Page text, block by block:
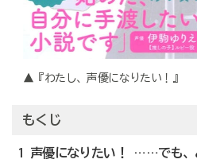
▲『わたし、声優になりたい！』
もくじ
1 声優になりたい！ ……でも、